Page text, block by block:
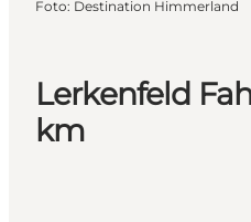
Lerkenfeld
km
Foto: Destination Himmerland